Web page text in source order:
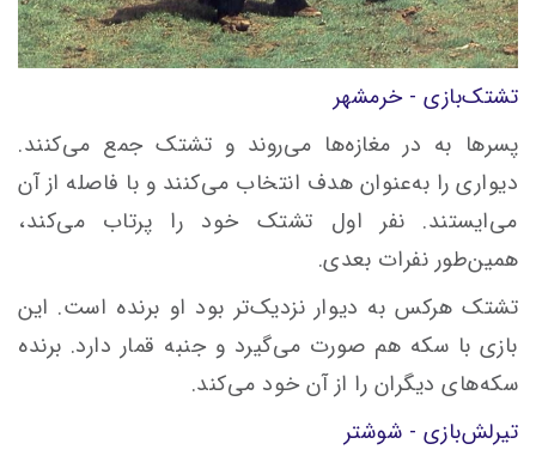
تشتک‌بازى - خرمشهر
پسرها به در مغازه‌ها مى‌روند و تشتک جمع مى‌کنند.
دیوارى را به‌عنوان هدف انتخاب مى‌کنند و با فاصله از آن
مى‌ایستند. نفر اول تشتک خود را پرتاب مى‌کند،
همین‌طور نفرات بعدی.
تشتک هرکس به دیوار نزدیک‌تر بود او برنده است. این
بازى با سکه هم صورت مى‌گیرد و جنبه قمار دارد. برنده
سکه‌هاى دیگران را از آن خود مى‌کند.
تیرلش‌بازى - شوشتر